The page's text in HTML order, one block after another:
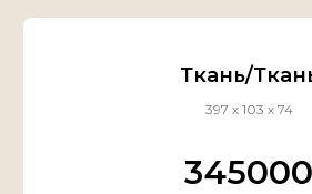
Ткань/
397 х 103 х 74
345000